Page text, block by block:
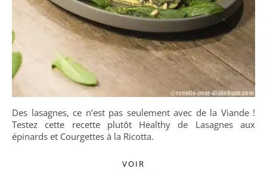
Des lasagnes, ce n’est pas seulement avec de la Viande !
Testez cette recette plutôt Healthy de Lasagnes aux
épinards et Courgettes à la Ricotta.
VOIR